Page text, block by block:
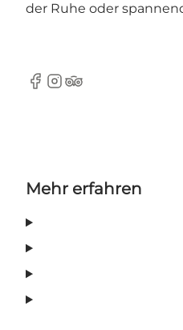
der Ruhe oder
Facebook
Instagram
Tripadvisor
Mehr erfahren